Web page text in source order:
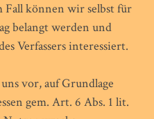
Fall können wir selbst für
belangt werden und
Verfassers interessiert.
vor, auf Grundlage
gem. Art. 6 Abs. 1 lit.